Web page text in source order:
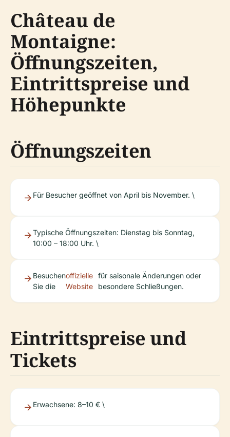
Château de
Montaigne:
Öffnungszeiten,
Eintrittspreise und
Höhepunkte
Öffnungszeiten
Für Besucher geöffnet von April bis November. \
Typische Öffnungszeiten: Dienstag bis Sonntag,
10:00 – 18:00 Uhr. \
Besuchen
Sie die
offizielle
Website
für saisonale Änderungen oder
besondere Schließungen.
Eintrittspreise und
Tickets
Erwachsene: 8–10 € \